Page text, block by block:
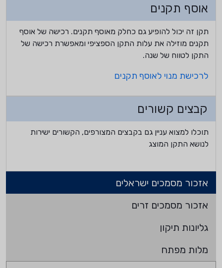
אוסף תקנים
תקן זה יכול להופיע גם כחלק מאוסף תקנים. רכישה של אוסף
תקנים מוזילה את עלות התקן הספציפי ומאפשרת רכישה של
התקן לטווח של שנה.
לרכישת מנוי לאוסף תקנים
קבצים קשורים
תוכלו למצוא עניין גם בקבצים המצורפים, הקשורים ישירות
לנושא התקן המוצג
אזכור מסמכים ישראלים
אזכור מסמכים זרים
גליונות תיקון
מלות מפתח